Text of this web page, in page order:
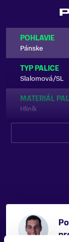
POHLAVIE
Pánske
TYP PALICE
Slalomová/SL
MATERIÁL
Hliník